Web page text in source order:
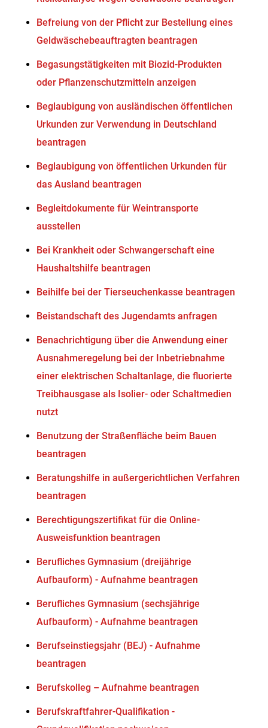
Befreiung von der Pflicht zur Bestellung eines
Geldwäschebeauftragten beantragen
Begasungstätigkeiten mit Biozid-Produkten
oder Pflanzenschutzmitteln anzeigen
Beglaubigung von ausländischen öffentlichen
Urkunden zur Verwendung in Deutschland
beantragen
Beglaubigung von öffentlichen Urkunden für
das Ausland beantragen
Begleitdokumente für Weintransporte
ausstellen
Bei Krankheit oder Schwangerschaft eine
Haushaltshilfe beantragen
Beihilfe bei der Tierseuchenkasse beantragen
Beistandschaft des Jugendamts anfragen
Benachrichtigung über die Anwendung einer
Ausnahmeregelung bei der Inbetriebnahme
einer elektrischen Schaltanlage, die fluorierte
Treibhausgase als Isolier- oder Schaltmedien
nutzt
Benutzung der Straßenfläche beim Bauen
beantragen
Beratungshilfe in außergerichtlichen Verfahren
beantragen
Berechtigungszertifikat für die Online-
Ausweisfunktion beantragen
Berufliches Gymnasium (dreijährige
Aufbauform) - Aufnahme beantragen
Berufliches Gymnasium (sechsjährige
Aufbauform) - Aufnahme beantragen
Berufseinstiegsjahr (BEJ) - Aufnahme
beantragen
Berufskolleg – Aufnahme beantragen
Berufskraftfahrer-Qualifikation -